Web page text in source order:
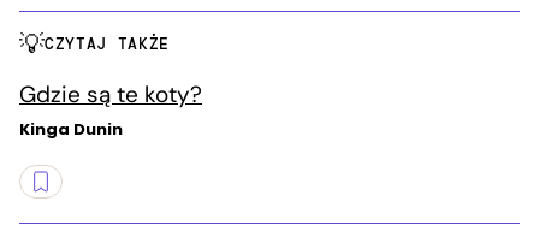
CZYTAJ TAKŻE
Gdzie są te koty?
Kinga Dunin